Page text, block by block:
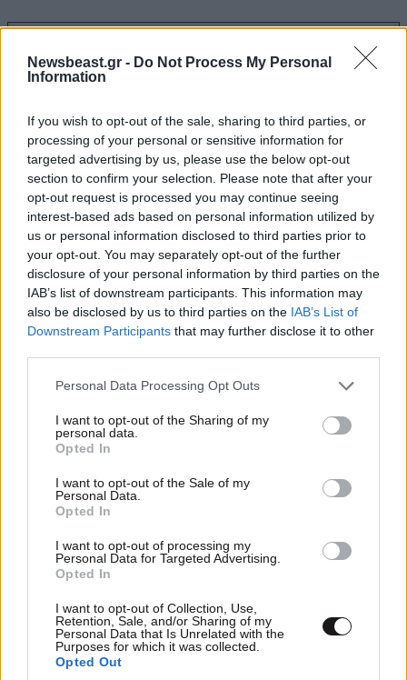
Newsbeast.gr - Do Not Process My Personal
Information
If you wish to opt-out of the sale, sharing to third parties, or
processing of your personal or sensitive information for
targeted advertising by us, please use the below opt-out
section to confirm your selection. Please note that after your
opt-out request is processed you may continue seeing
interest-based ads based on personal information utilized by
us or personal information disclosed to third parties prior to
your opt-out. You may separately opt-out of the further
disclosure of your personal information by third parties on the
IAB’s list of downstream participants. This information may
also be disclosed by us to third parties on the IAB’s List of
Downstream Participants that may further disclose it to other
Please note that this website/app uses one or more Google
not limited to your visit or usage behaviour. You may click to
grant or deny consent to Google and its third-party tags to
use your data for below specified purposes in below Google
consent section.
Personal Data Processing Opt Outs
I want to opt-out of the Sharing of my
personal data.
Opted In
I want to opt-out of the Sale of my
Personal Data.
Opted In
I want to opt-out of processing my
Personal Data for Targeted Advertising.
Opted In
I want to opt-out of Collection, Use,
Retention, Sale, and/or Sharing of my
Personal Data that Is Unrelated with the
Purposes for which it was collected.
Opted Out
Google News
και μάθετε πρώτοι όλες τις ειδήσεις
ΣΧΌΛΙΑ ΑΝΑΓΝΩΣΤΏΝ
ΠΡΟΣΘΕΣΤΕ ΤΟ ΣΧΟΛΙΟ ΣΑΣ